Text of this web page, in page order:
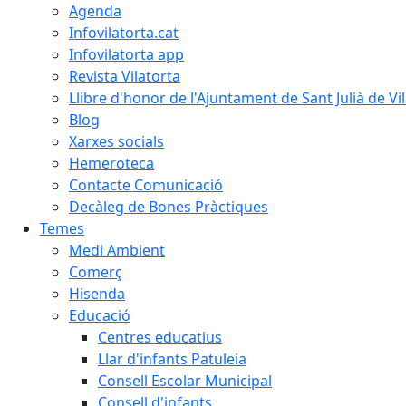
Agenda
Infovilatorta.cat
Infovilatorta app
Revista Vilatorta
Llibre d'honor de l'Ajuntament de Sant Julià de
Blog
Xarxes socials
Hemeroteca
Contacte Comunicació
Decàleg de Bones Pràctiques
Temes
Medi Ambient
Comerç
Hisenda
Educació
Centres educatius
Llar d'infants Patuleia
Consell Escolar Municipal